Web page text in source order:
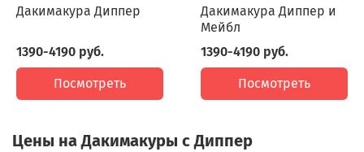
Дакимакура Диппер
1390-4190 руб.
Посмотреть
Дакимакура Диппер и
Мейбл
1390-4190 руб.
Посмотреть
Цены на Дакимакуры с Диппер